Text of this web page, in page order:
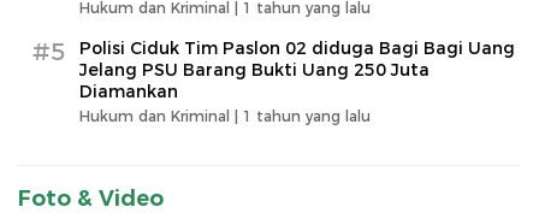
Hukum dan Kriminal | 1 tahun yang lalu
#5
Polisi Ciduk Tim Paslon 02 diduga Bagi Bagi Uang
Jelang PSU Barang Bukti Uang 250 Juta
Diamankan
Hukum dan Kriminal | 1 tahun yang lalu
Foto & Video